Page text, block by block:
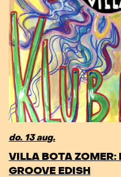
do. 13 aug.
VILLA BOTA ZOMER:
GROOVE EDISH